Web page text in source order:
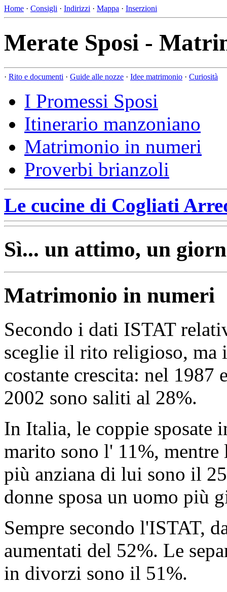
Home · Consigli · Indirizzi · Mappa · Inserzioni
Merate Sposi -
· Rito e documenti · Guide alle nozze · Idee matrimonio · Curiosità
I Promessi Sposi
Itinerario manzoniano
Matrimonio in numeri
Proverbi brianzoli
Le cucine di Cogliati
Sì... un attimo, un
Matrimonio in numeri
Secondo i dati ISTAT
sceglie il rito religioso,
costante crescita: nel 1987
2002 sono saliti al 28%.
In Italia, le coppie sposate
marito sono l' 11%,
più anziana di lui sono il
donne sposa un uomo più
Sempre secondo l'ISTAT,
aumentati del 52%. Le
in divorzi sono il 51%.